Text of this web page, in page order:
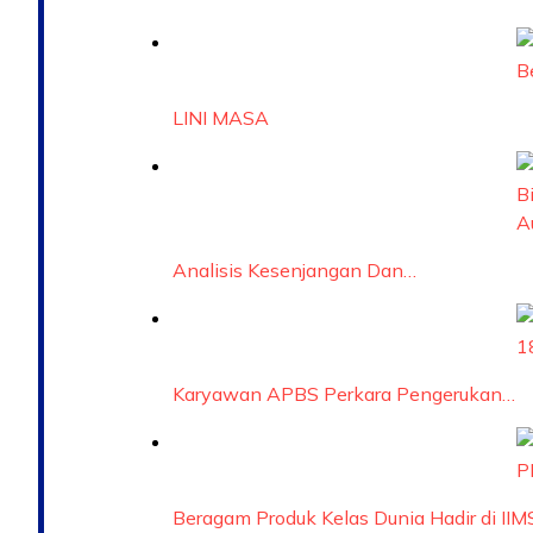
LINI MASA
Analisis Kesenjangan Dan…
Karyawan APBS Perkara Pengerukan…
Beragam Produk Kelas Dunia Hadir di